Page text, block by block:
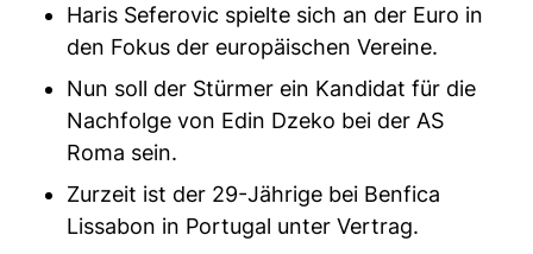
Haris Seferovic spielte sich an der Euro in
den Fokus der europäischen Vereine.
Nun soll der Stürmer ein Kandidat für die
Nachfolge von Edin Dzeko bei der AS
Roma sein.
Zurzeit ist der 29-Jährige bei Benfica
Lissabon in Portugal unter Vertrag.